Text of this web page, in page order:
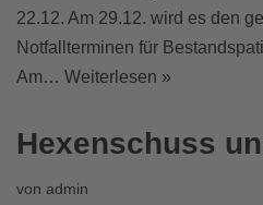
22.12. Am 29.12. wird es den
Notfallterminen für
Am… Weiterlesen »
Hexenschuss
von admin